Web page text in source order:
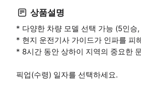
상품설명
* 다양한 차량 모델 선택 가능 (5인승
* 현지 운전기사 가이드가 인파를 피
* 8시간 동안 상하이 지역의 중요한
픽업(수령) 일자를 선택하세요.